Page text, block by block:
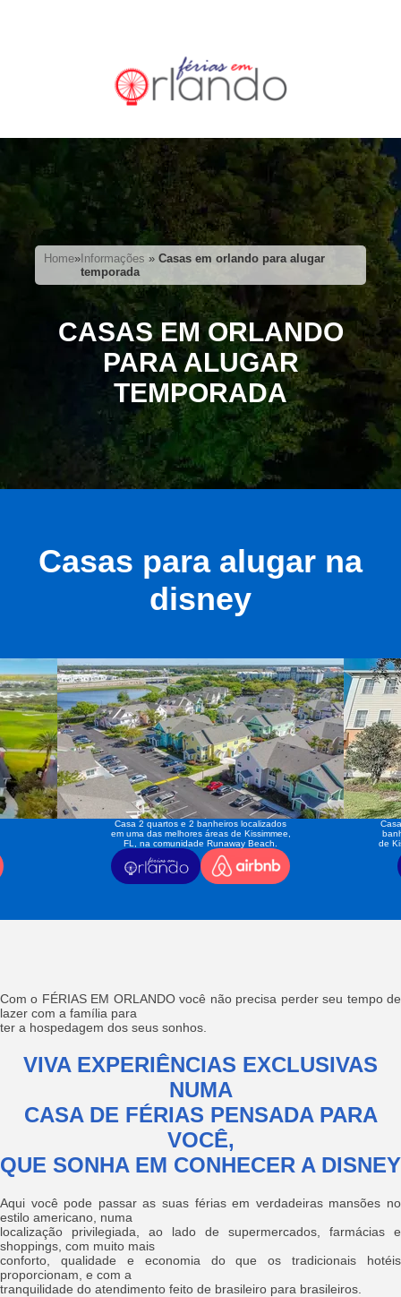
Home» Informações »Casas em orlando para alugar
temporada
CASAS EM ORLANDO
PARA ALUGAR
TEMPORADA
Casas para alugar na
disney
Casa 2 quartos e 2 banheiros localizados
em uma das melhores áreas de Kissimmee,
FL, na comunidade Runaway Beach.
de
Com o FÉRIAS EM ORLANDO você não precisa perder seu tempo de
lazer com a família para
ter a hospedagem dos seus sonhos.
VIVA EXPERIÊNCIAS EXCLUSIVAS
NUMA
CASA DE FÉRIAS PENSADA PARA
VOCÊ,
QUE SONHA EM CONHECER A DISNEY
Aqui você pode passar as suas férias em verdadeiras mansões no
estilo americano, numa
localização privilegiada, ao lado de supermercados, farmácias e
shoppings, com muito mais
conforto, qualidade e economia do que os tradicionais hotéis
proporcionam, e com a
tranquilidade do atendimento feito de brasileiro para brasileiros.